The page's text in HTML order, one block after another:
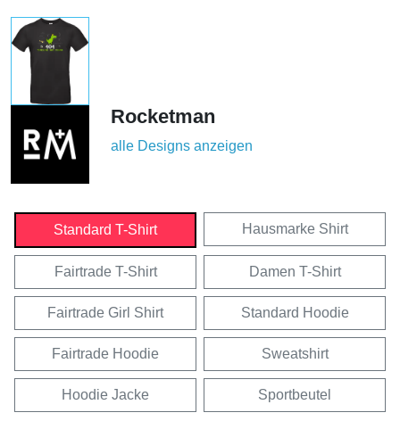
Rocketman
alle Designs anzeigen
Standard T-Shirt Hausmarke Shirt
Fairtrade T-Shirt Damen T-Shirt
Fairtrade Girl Shirt Standard Hoodie
Fairtrade Hoodie Sweatshirt
Hoodie Jacke Sportbeutel